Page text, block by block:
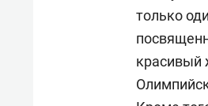
только
красивый